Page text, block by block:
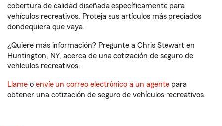
cobertura de calidad diseñada específicamente para
vehículos recreativos. Proteja sus artículos más preciados
dondequiera que vaya.
¿Quiere más información? Pregunte a Chris Stewart en
Huntington, NY, acerca de una cotización de seguro de
vehículos recreativos.
Llame o envíe un correo electrónico a un agente para
obtener una cotización de seguro de vehículos recreativos.